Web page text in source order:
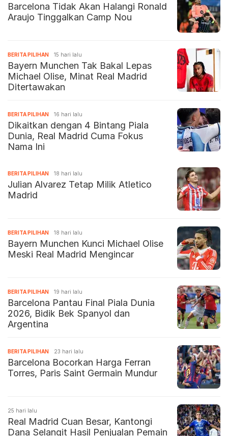
Barcelona Tidak Akan Halangi Ronald
Araujo Tinggalkan Camp Nou
BERITA PILIHAN 15 hari lalu
Bayern Munchen Tak Bakal Lepas
Michael Olise, Minat Real Madrid
Ditertawakan
BERITA PILIHAN 16 hari lalu
Dikaitkan dengan 4 Bintang Piala
Dunia, Real Madrid Cuma Fokus
Nama Ini
BERITA PILIHAN 18 hari lalu
Julian Alvarez Tetap Milik Atletico
Madrid
BERITA PILIHAN 18 hari lalu
Bayern Munchen Kunci Michael Olise
Meski Real Madrid Mengincar
BERITA PILIHAN 19 hari lalu
Barcelona Pantau Final Piala Dunia
2026, Bidik Bek Spanyol dan
Argentina
BERITA PILIHAN 23 hari lalu
Barcelona Bocorkan Harga Ferran
Torres, Paris Saint Germain Mundur
25 hari lalu
Real Madrid Cuan Besar, Kantongi
Dana Selangit Hasil Penjualan Pemain